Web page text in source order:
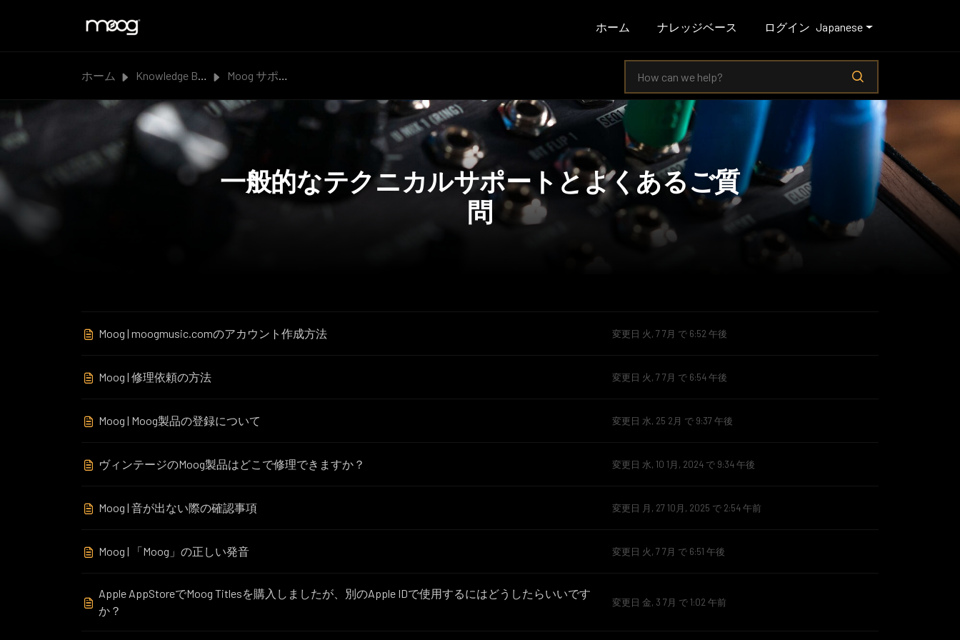
ホーム
ナレッジベース ログイン Japanese
ホーム Knowledge Base Moog サポート
一般的なテクニカルサポートとよくあるご質
問
Moog | moogmusic.comのアカウント作成方法 変更日 火, 7 7月 で 6:52 午後
Moog | 修理依頼の方法 変更日 火, 7 7月 で 6:54 午後
Moog | Moog製品の登録について 変更日 水, 25 2月 で 9:37 午後
ヴィンテージのMoog製品はどこで修理できますか？ 変更日 水, 10 1月, 2024 で 9:34 午後
Moog | 音が出ない際の確認事項 変更日 月, 27 10月, 2025 で 2:54 午前
Moog | 「Moog」の正しい発音 変更日 火, 7 7月 で 6:51 午後
Apple AppStoreでMoog Titlesを購入しましたが、別のApple IDで使用するにはどうしたらいいです
か？
変更日 金, 3 7月 で 1:02 午前